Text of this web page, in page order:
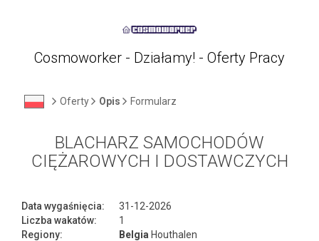
Cosmoworker - Działamy! - Oferty Pracy
Oferty Opis Formularz
BLACHARZ SAMOCHODÓW
CIĘŻAROWYCH I DOSTAWCZYCH
Data wygaśnięcia:
31-12-2026
Liczba wakatów:
1
Regiony:
Belgia Houthalen